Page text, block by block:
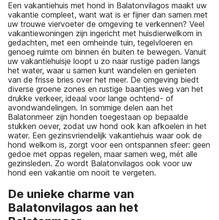
Een vakantiehuis met hond in Balatonvilagos maakt uw
vakantie compleet, want wat is er fijner dan samen met
uw trouwe viervoeter de omgeving te verkennen? Veel
vakantiewoningen zijn ingericht met huisdierwelkom in
gedachten, met een omheinde tuin, tegelvloeren en
genoeg ruimte om binnen én buiten te bewegen. Vanuit
uw vakantiehuisje loopt u zo naar rustige paden langs
het water, waar u samen kunt wandelen en genieten
van de frisse bries over het meer. De omgeving biedt
diverse groene zones en rustige baantjes weg van het
drukke verkeer, ideaal voor lange ochtend- of
avondwandelingen. In sommige delen aan het
Balatonmeer zijn honden toegestaan op bepaalde
stukken oever, zodat uw hond ook kan afkoelen in het
water. Een gezinsvriendelijk vakantiehuis waar ook de
hond welkom is, zorgt voor een ontspannen sfeer: geen
gedoe met oppas regelen, maar samen weg, mét alle
gezinsleden. Zo wordt Balatonvilagos ook voor uw
hond een vakantie om nooit te vergeten.
De unieke charme van
Balatonvilagos aan het